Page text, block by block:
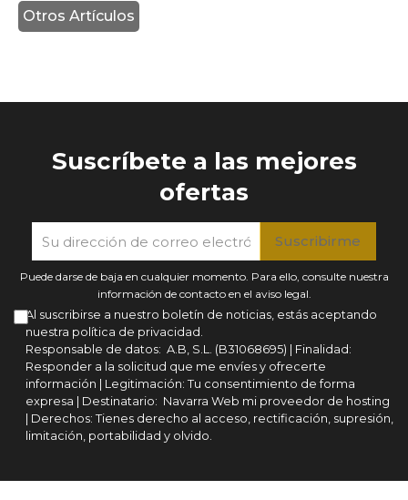
Otros Artículos
Suscríbete a las mejores
ofertas
Puede darse de baja en cualquier momento. Para ello, consulte nuestra
información de contacto en el aviso legal.
Al suscribirse a nuestro boletín de noticias, estás aceptando
nuestra política de privacidad.
Responsable de datos: A.B, S.L. (B31068695) | Finalidad:
Responder a la solicitud que me envíes y ofrecerte
información | Legitimación: Tu consentimiento de forma
expresa | Destinatario: Navarra Web mi proveedor de hosting
| Derechos: Tienes derecho al acceso, rectificación, supresión,
limitación, portabilidad y olvido.